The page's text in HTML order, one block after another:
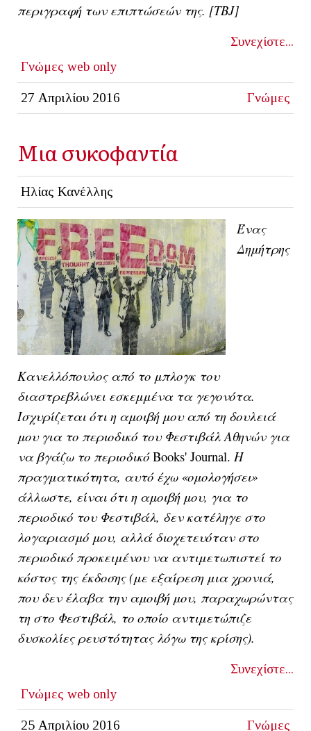
περιγραφή των επιπτώσεών της. [ΤΒJ]
Συνεχίστε...
Γνώμες web only
27 Απριλίου 2016 Γνώμες
Μια συκοφαντία
Ηλίας Κανέλλης
Ένας
Δημήτρης
Κανελλόπουλος από το μπλογκ του
διαστρεβλώνει εσκεμμένα τα γεγονότα.
Ισχυρίζεται ότι η αμοιβή μου από τη δουλειά
μου για το περιοδικό του Φεστιβάλ Αθηνών για
να βγάζω το περιοδικόBooks' Journal. Η
πραγματικότητα, αυτό έχω «ομολογήσει»
άλλωστε, είναι ότι η αμοιβή μου, για το
περιοδικό του Φεστιβάλ, δεν κατέληγε στο
λογαριασμό μου, αλλά διοχετευόταν στο
περιοδικό προκειμένου να αντιμετωπιστεί το
κόστος της έκδοσης (με εξαίρεση μια χρονιά,
που δεν έλαβα την αμοιβή μου, παραχωρώντας
τη στο Φεστιβάλ, το οποίο αντιμετώπιζε
δυσκολίες ρευστότητας λόγω της κρίσης).
Συνεχίστε...
Γνώμες web only
25 Απριλίου 2016 Γνώμες